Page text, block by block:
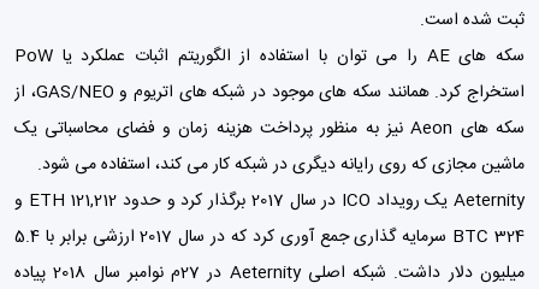
ثبت شده است.
سکه های AE را می توان با استفاده از الگوریتم اثبات عملکرد یا PoW
استخراج کرد. همانند سکه های موجود در شبکه های اتریوم و GAS/NEO، از
سکه های Aeon نیز به منظور پرداخت هزینه زمان و فضای محاسباتی یک
ماشین مجازی که روی رایانه دیگری در شبکه کار می کند، استفاده می شود.
Aeternity یک رویداد ICO در سال 2017 برگذار کرد و حدود 121,212 ETH و
324 BTC سرمایه گذاری جمع آوری کرد که در سال 2017 ارزشی برابر با 5.4
میلیون دلار داشت. شبکه اصلی Aeternity در 27م نوامبر سال 2018 پیاده